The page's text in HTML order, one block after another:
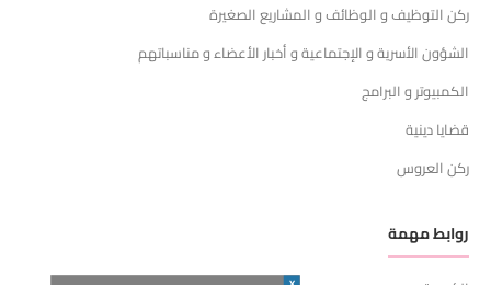
ركن التوظيف و الوظائف و المشاريع الصغيرة
الشؤون الأسرية و الإجتماعية و أخبار الأعضاء و مناسباتهم
الكمبيوتر و البرامج
قضايا دينية
ركن العروس
روابط مهمة